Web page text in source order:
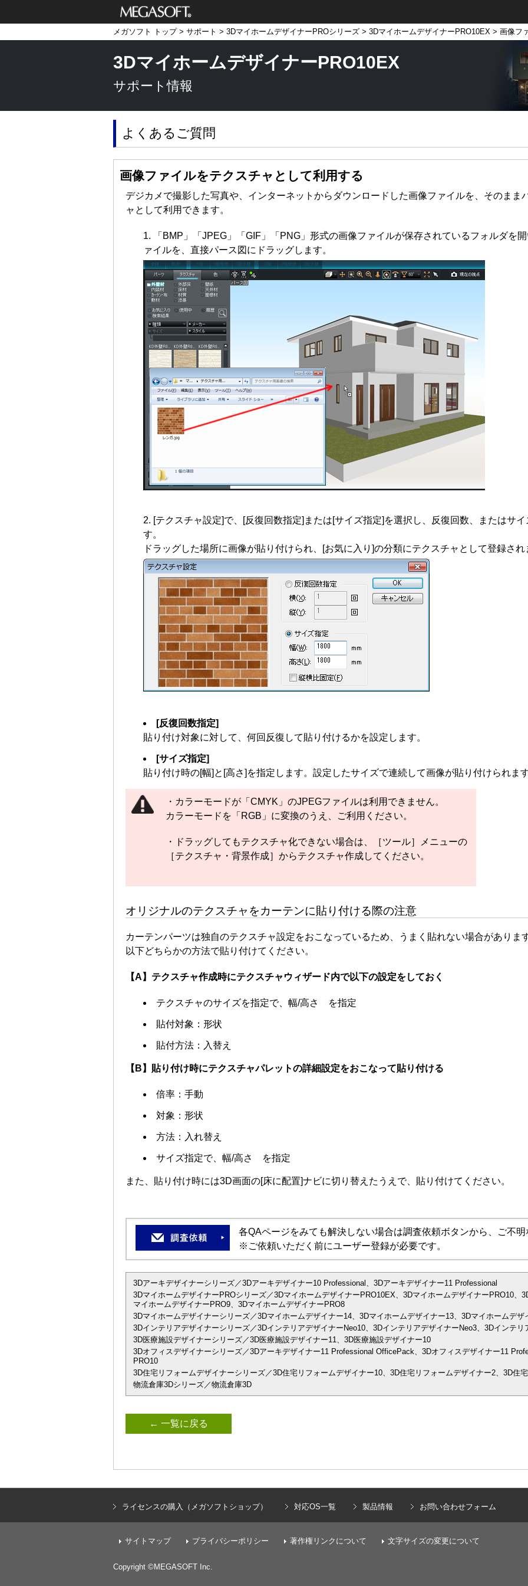
メガソフト株式
会社
メガソフト トップ> サポート > 3DマイホームデザイナーPROシリーズ > 3DマイホームデザイナーPRO10EX > 画像フ
3DマイホームデザイナーPRO10EX
サポート情報
よくあるご質問
画像ファイルをテクスチャとして利用する
デジカメで撮影した写真や、インターネットからダウンロードした画像ファイルを、そのまま
ャとして利用できます。
「BMP」「JPEG」「GIF」「PNG」形式の画像ファイルが保存されているフォルダを
ァイルを、直接パース図にドラッグします。
[テクスチャ設定]で、[反復回数指定]または[サイズ指定]を選択し、反復回数、またはサ
す。
ドラッグした場所に画像が貼り付けられ、[お気に入り]の分類にテクスチャとして登録され
[反復回数指定]
貼り付け対象に対して、何回反復して貼り付けるかを設定します。
[サイズ指定]
貼り付け時の[幅]と[高さ]を指定します。設定したサイズで連続して画像が貼り付けられま
・カラーモードが「CMYK」のJPEGファイルは利用できません。
カラーモードを「RGB」に変換のうえ、ご利用ください。
・ドラッグしてもテクスチャ化できない場合は、［ツール］メニューの
［テクスチャ・背景作成］からテクスチャ作成してください。
オリジナルのテクスチャをカーテンに貼り付ける際の注意
カーテンパーツは独自のテクスチャ設定をおこなっているため、うまく貼れない場合がありま
以下どちらかの方法で貼り付けてください。
【A】テクスチャ作成時にテクスチャウィザード内で以下の設定をしておく
テクスチャのサイズを指定で、幅/高さ を指定
貼付対象：形状
貼付方法：入替え
【B】貼り付け時にテクスチャパレットの詳細設定をおこなって貼り付ける
倍率：手動
対象：形状
方法：入れ替え
サイズ指定で、幅/高さ を指定
また、貼り付け時には3D画面の[床に配置]ナビに切り替えたうえで、貼り付けてください。
各QAページをみても解決しない場合は調査依頼ボタンから、ご不
※ご依頼いただく前にユーザー登録が必要です。
3Dアーキデザイナーシリーズ／3Dアーキデザイナー10 Professional、3Dアーキデザイナー11 Professional
3DマイホームデザイナーPROシリーズ／3DマイホームデザイナーPRO10EX、3DマイホームデザイナーPRO10、
マイホームデザイナーPRO9、3DマイホームデザイナーPRO8
3Dマイホームデザイナーシリーズ／3Dマイホームデザイナー14、3Dマイホームデザイナー13、3Dマイホームデザ
3Dインテリアデザイナーシリーズ／3DインテリアデザイナーNeo10、3DインテリアデザイナーNeo3、3Dインテリ
3D医療施設デザイナーシリーズ／3D医療施設デザイナー11、3D医療施設デザイナー10
3Dオフィスデザイナーシリーズ／3Dアーキデザイナー11 Professional OfficePack、3Dオフィスデザイナー11
PRO10
3D住宅リフォームデザイナーシリーズ／3D住宅リフォームデザイナー10、3D住宅リフォームデザイナー2、3D住
物流倉庫3Dシリーズ／物流倉庫3D
← 一覧に戻る
ライセンスの購入（メガソフトショップ） 対応OS一覧 製品情報 お問い合わせフォーム
サイトマップ プライバシーポリシー 著作権リンクについて 文字サイズの変更について
Copyright ©MEGASOFT Inc.